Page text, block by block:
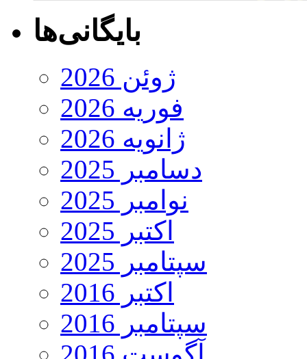
بایگانی‌ها
ژوئن 2026
فوریه 2026
ژانویه 2026
دسامبر 2025
نوامبر 2025
اکتبر 2025
سپتامبر 2025
اکتبر 2016
سپتامبر 2016